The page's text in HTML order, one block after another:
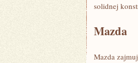
solidnej
Mazda
Mazda